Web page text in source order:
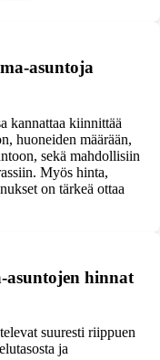
asuntoja
kannattaa kiinnittää
huoneiden määrään,
sekä mahdollisiin
Myös hinta,
on tärkeä ottaa
asuntojen hinnat
suuresti riippuen
ja